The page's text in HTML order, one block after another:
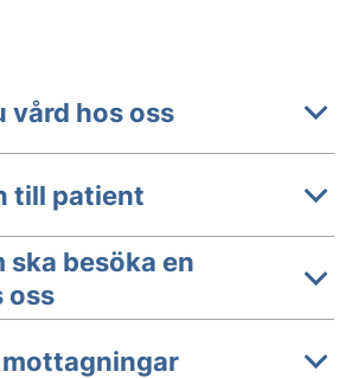
vård hos oss
till patient
ska besöka en
oss
mottagningar